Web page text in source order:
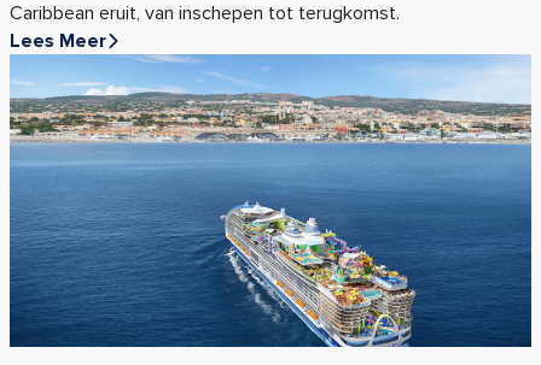
Caribbean eruit, van inschepen tot terugkomst.
Lees Meer